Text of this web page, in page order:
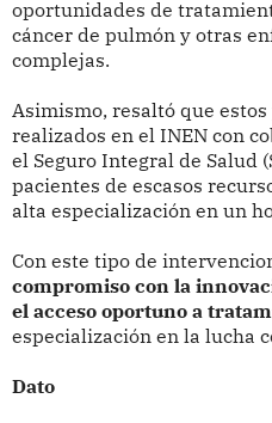
oportunidades de
cáncer de pulmón y otras
complejas.
Asimismo, resaltó que
realizados en el INEN con
el Seguro Integral de Salud
pacientes de escasos
alta especialización en un
Con este tipo de
compromiso con la
el acceso oportuno a
especialización en la lucha
Dato